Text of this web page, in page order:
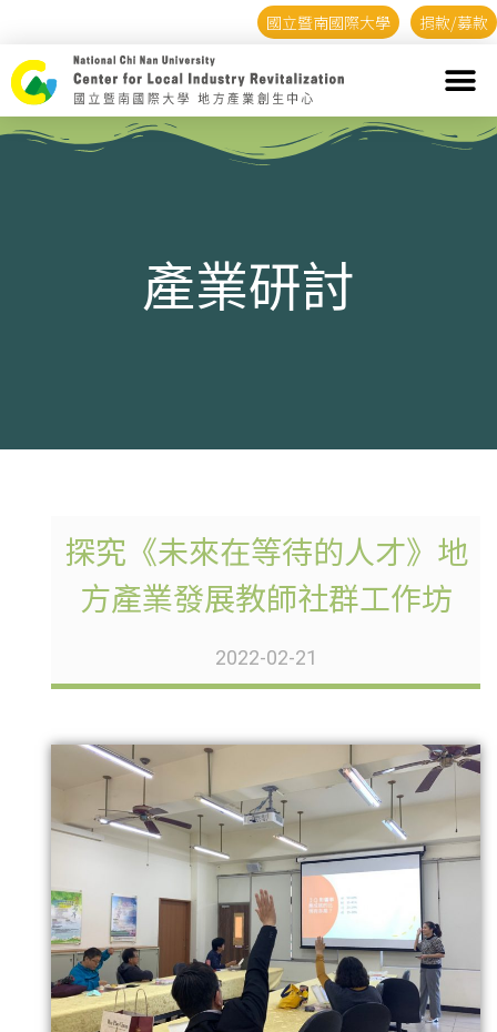
國立暨南國際大學 捐款/募款
產業研討
探究《未來在等待的人才》地
方產業發展教師社群工作坊
2022-02-21